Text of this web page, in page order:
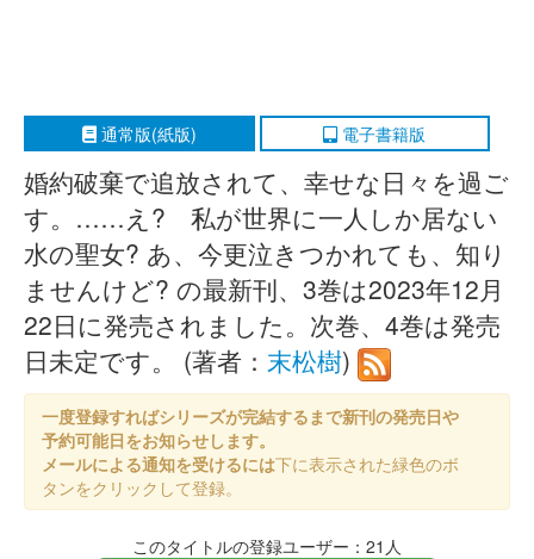
通常版(紙版) 電子書籍版
婚約破棄で追放されて、幸せな日々を過ご
す。……え? 私が世界に一人しか居ない
水の聖女? あ、今更泣きつかれても、知り
ませんけど? の最新刊、3巻は2023年12月
22日に発売されました。次巻、4巻は発売
日未定です。 (著者： 末松樹)
一度登録すればシリーズが完結するまで新刊の発売日や
予約可能日をお知らせします。
メールによる通知を受けるには下に表示された緑色のボ
タンをクリックして登録。
このタイトルの登録ユーザー：21人